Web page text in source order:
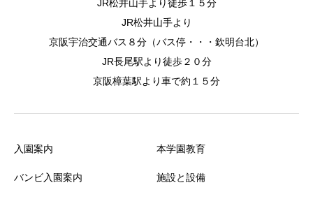
JR松井山手より徒歩１５分
JR松井山手より
京阪宇治交通バス８分（バス停・・・欽明台北）
JR長尾駅より徒歩２０分
京阪樟葉駅より車で約１５分
入園案内
バンビ入園案内
本学園教育
施設と設備